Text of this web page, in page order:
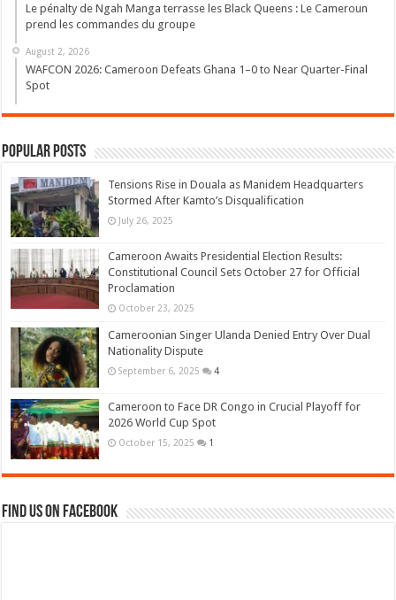
Le pénalty de Ngah Manga terrasse les Black Queens : Le Cameroun
prend les commandes du groupe
August 2, 2026
WAFCON 2026: Cameroon Defeats Ghana 1–0 to Near Quarter-Final
Spot
Popular Posts
Tensions Rise in Douala as Manidem Headquarters
Stormed After Kamto’s Disqualification
July 26, 2025
Cameroon Awaits Presidential Election Results:
Constitutional Council Sets October 27 for Official
Proclamation
October 23, 2025
Cameroonian Singer Ulanda Denied Entry Over Dual
Nationality Dispute
September 6, 2025 4
Cameroon to Face DR Congo in Crucial Playoff for
2026 World Cup Spot
October 15, 2025 1
Find us on Facebook